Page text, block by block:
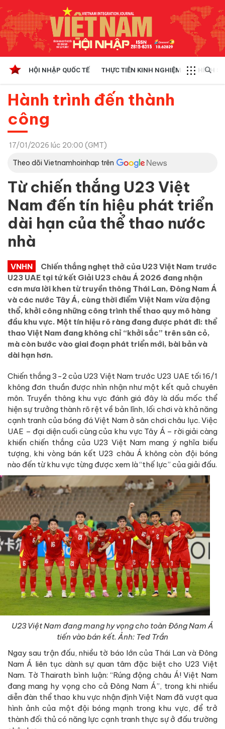
HỘI NHẬP QUỐC TẾ THỰC TIỄN KINH NGHIỆM CHÍNH
Hành trình đến thành
công
17/01/2026 lúc 20:00 (GMT)
Theo dõi Vietnamhoinhap trên
Từ chiến thắng U23 Việt
Nam đến tín hiệu phát triển
dài hạn của thể thao nước
nhà
VNHN
Chiến thắng nghẹt thở của U23 Việt Nam trước
U23 UAE tại tứ kết Giải U23 châu Á 2026 đang nhận
cơn mưa lời khen từ truyền thông Thái Lan, Đông Nam Á
và các nước Tây Á, cùng thời điểm Việt Nam vừa động
thổ, khởi công những công trình thể thao quy mô hàng
đầu khu vực. Một tín hiệu rõ ràng đang được phát đi: thể
thao Việt Nam đang không chỉ “khởi sắc” trên sân cỏ,
mà còn bước vào giai đoạn phát triển mới, bài bản và
dài hạn hơn.
Chiến thắng 3-2 của U23 Việt Nam trước U23 UAE tối 16/1
không đơn thuần được nhìn nhận như một kết quả chuyên
môn. Truyền thông khu vực đánh giá đây là dấu mốc thể
hiện sự trưởng thành rõ rệt về bản lĩnh, lối chơi và khả năng
cạnh tranh của bóng đá Việt Nam ở sân chơi châu lục. Việc
UAE – đại diện cuối cùng của khu vực Tây Á – rời giải càng
khiến chiến thắng của U23 Việt Nam mang ý nghĩa biểu
tượng, khi vòng bán kết U23 châu Á không còn đội bóng
nào đến từ khu vực từng được xem là “thế lực” của giải đấu.
U23 Việt Nam đang mang hy vọng cho toàn Đông Nam Á
tiến vào bán kết. Ảnh: Ted Trần
Ngay sau trận đấu, nhiều tờ báo lớn của Thái Lan và Đông
Nam Á liên tục dành sự quan tâm đặc biệt cho U23 Việt
Nam. Tờ Thairath bình luận: “Rúng động châu Á! Việt Nam
đang mang hy vọng cho cả Đông Nam Á”, trong khi nhiều
diễn đàn thể thao khu vực nhận định Việt Nam đã vượt qua
hình ảnh của một đội bóng mạnh trong khu vực, để trở
thành đối thủ có năng lực cạnh tranh thực sự ở đấu trường